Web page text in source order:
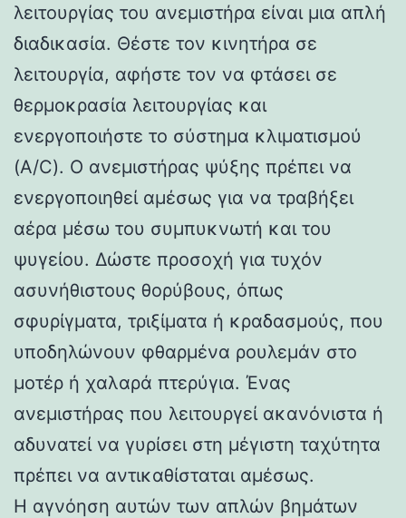
λειτουργίας του ανεμιστήρα είναι μια απλή
διαδικασία. Θέστε τον κινητήρα σε
λειτουργία, αφήστε τον να φτάσει σε
θερμοκρασία λειτουργίας και
ενεργοποιήστε το σύστημα κλιματισμού
(A/C). Ο ανεμιστήρας ψύξης πρέπει να
ενεργοποιηθεί αμέσως για να τραβήξει
αέρα μέσω του συμπυκνωτή και του
ψυγείου. Δώστε προσοχή για τυχόν
ασυνήθιστους θορύβους, όπως
σφυρίγματα, τριξίματα ή κραδασμούς, που
υποδηλώνουν φθαρμένα ρουλεμάν στο
μοτέρ ή χαλαρά πτερύγια. Ένας
ανεμιστήρας που λειτουργεί ακανόνιστα ή
αδυνατεί να γυρίσει στη μέγιστη ταχύτητα
πρέπει να αντικαθίσταται αμέσως.
Η αγνόηση αυτών των απλών βημάτων